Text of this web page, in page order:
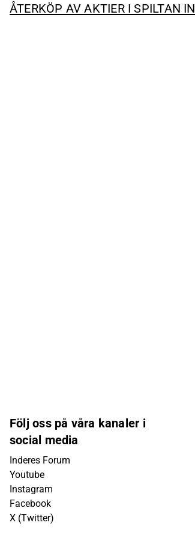
ÅTERKÖP AV AKTIER I SPILTAN
Följ oss på våra kanaler i
social media
Inderes Forum
Youtube
Instagram
Facebook
X (Twitter)